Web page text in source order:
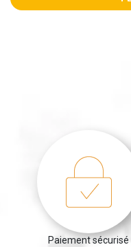
Paiement sécurisé